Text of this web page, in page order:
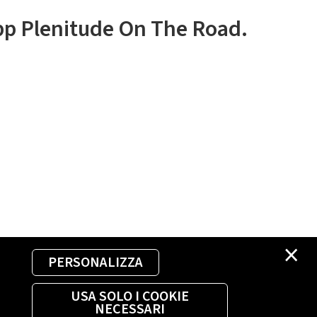
×
PERSONALIZZA
USA SOLO I COOKIE
NECESSARI
Plenitude On The Road.